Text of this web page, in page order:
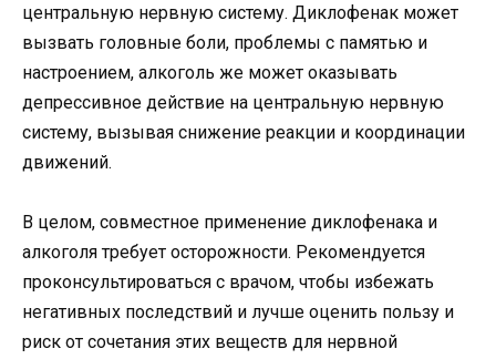
центральную нервную систему. Диклофенак может
вызвать головные боли, проблемы с памятью и
настроением, алкоголь же может оказывать
депрессивное действие на центральную нервную
систему, вызывая снижение реакции и координации
движений.
В целом, совместное применение диклофенака и
алкоголя требует осторожности. Рекомендуется
проконсультироваться с врачом, чтобы избежать
негативных последствий и лучше оценить пользу и
риск от сочетания этих веществ для нервной